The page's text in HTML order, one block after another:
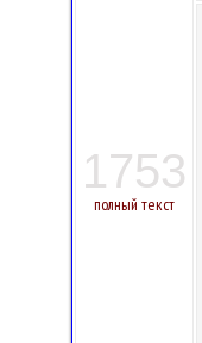
1753
полный текст